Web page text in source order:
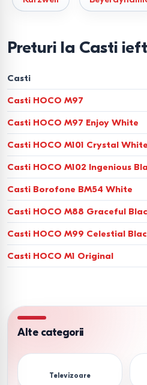
Preturi la Casti
Casti
Casti HOCO M97
Casti HOCO M97 Enjoy White
Casti HOCO M101 Crystal White
Casti HOCO M102 Ingenious
Casti Borofone BM54 White
Casti HOCO M88 Graceful
Casti HOCO M99 Celestial
Casti HOCO M1 Original
Alte categorii
Televizoare